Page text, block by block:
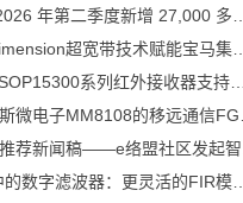
恩智浦Trimension超宽带技术赋能宝马集团Digital Key Plus及生命体存在检测功能
Vishay TSOP15300系列红外接收器支持所有主流遥控代码
LTspice中的数字滤波器：更灵活的FIR模型